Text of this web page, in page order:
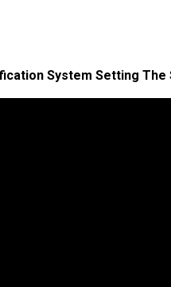
System Setting The